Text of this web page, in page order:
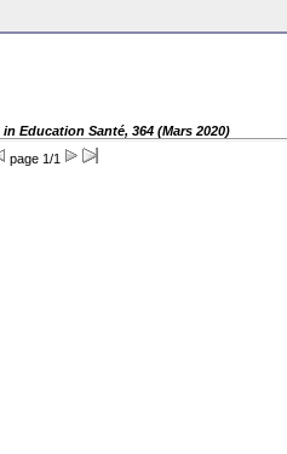
in Education Santé, 364 (Mars 2020)
page 1/1